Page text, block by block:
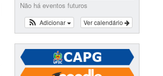
Não há eventos futuros
Ver calendário
Adicionar